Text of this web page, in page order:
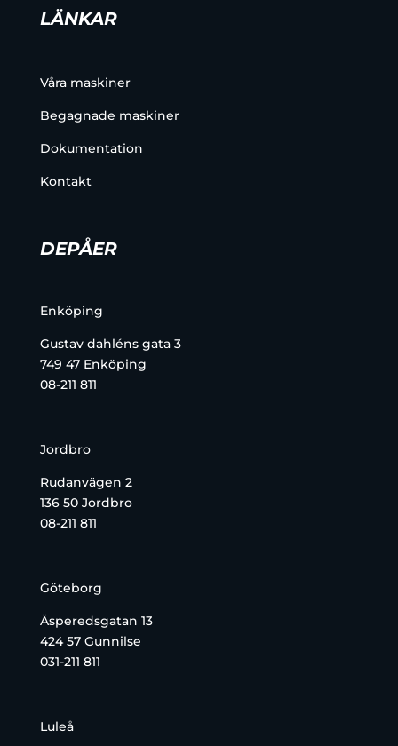
LÄNKAR
Våra maskiner
Begagnade maskiner
Dokumentation
Kontakt
DEPÅER
Enköping
Gustav dahléns gata 3
749 47 Enköping
08-211 811
Jordbro
Rudanvägen 2
136 50 Jordbro
08-211 811
Göteborg
Äsperedsgatan 13
424 57 Gunnilse
031-211 811
Luleå